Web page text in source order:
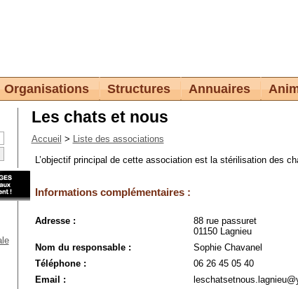
Organisations Structures Annuaires
Les chats et nous
Accueil > Liste des associations
L’objectif principal de cette association est la stérilisation des
Informations complémentaires :
Adresse :
88 rue passuret
01150 Lagnieu
Nom du responsable :
Sophie Chavanel
Téléphone :
06 26 45 05 40
Email :